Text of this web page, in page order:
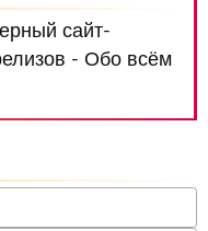
сайт-
- Обо всём